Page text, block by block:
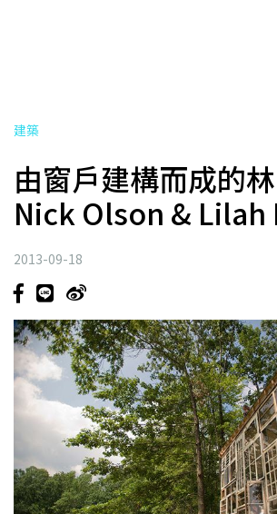
建築
由窗戶建構而成的
Nick Olson &
2013-09-18